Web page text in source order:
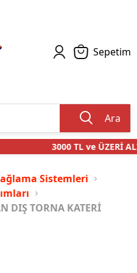
Sepetim
Ara
3000 TL ve ÜZERİ
Sistemleri
DIŞ TORNA KATERİ